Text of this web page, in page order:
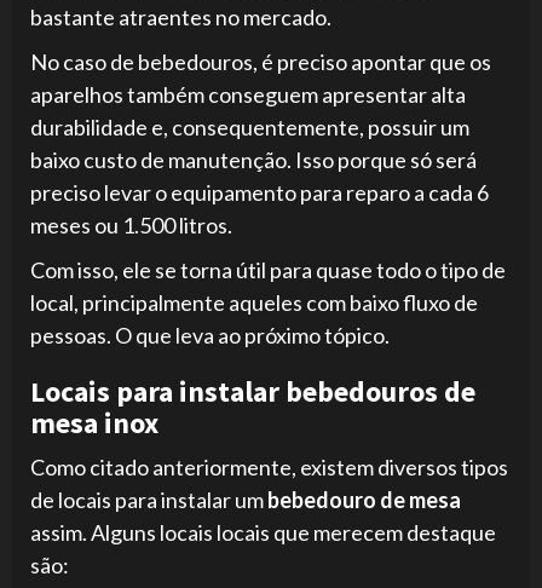
bastante atraentes no mercado.
No caso de bebedouros, é preciso apontar que os
aparelhos também conseguem apresentar alta
durabilidade e, consequentemente, possuir um
baixo custo de manutenção. Isso porque só será
preciso levar o equipamento para reparo a cada 6
meses ou 1.500 litros.
Com isso, ele se torna útil para quase todo o tipo de
local, principalmente aqueles com baixo fluxo de
pessoas. O que leva ao próximo tópico.
Locais para instalar bebedouros de
mesa inox
Como citado anteriormente, existem diversos tipos
de locais para instalar umbebedouro de mesa
assim. Alguns locais locais que merecem destaque
são: